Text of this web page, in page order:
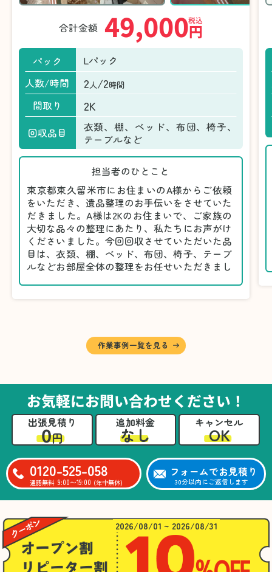
合計金額 49,000円
税込
パック
Lパック
人数/時間
2人/2時間
間取り 2K
回収品目
衣類、棚、ベッド、布団、椅子、
テーブルなど
担当者のひとこと
東京都東久留米市にお住まいのA様からご依頼
をいただき、遺品整理のお手伝いをさせていた
だきました。A様は2Kのお住まいで、ご家族の
大切な品々の整理にあたり、私たちにお声がけ
くださいました。今回回収させていただいた品
目は、衣類、棚、ベッド、布団、椅子、テーブ
ルなどお部屋全体の整理をお任せいただきまし
に仕分けしました。
A様から「手際よく進めてくれて助かりまし
るのは難しかったと思います」との温かいお言
葉をいただきました。遺品整理という心の負担
が大きい作業において、少しでもA様の力にな
れたことをスタッフ一同嬉しく思います。
作業事例一覧を見る
お気軽にお問い合わせください！
出張見積り
0円
追加料金
なし
キャンセル
OK
0120-525-058
通話無料 9:00〜19:00 (年中無休)
フォームでお見積り
30分以内にご返信します
2026/08/01 ~ 2026/08/31